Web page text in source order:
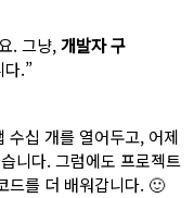
. 그냥,개발자 구
다.”
수십 개를 열어두고, 어제
니다. 그럼에도 프로젝트
드를 더 배워갑니다. 🙂